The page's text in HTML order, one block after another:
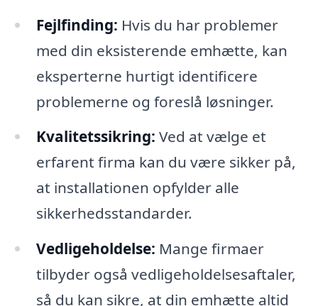
Fejlfinding: Hvis du har problemer
med din eksisterende emhætte, kan
eksperterne hurtigt identificere
problemerne og foreslå løsninger.
Kvalitetssikring: Ved at vælge et
erfarent firma kan du være sikker på,
at installationen opfylder alle
sikkerhedsstandarder.
Vedligeholdelse: Mange firmaer
tilbyder også vedligeholdelsesaftaler,
så du kan sikre, at din emhætte altid